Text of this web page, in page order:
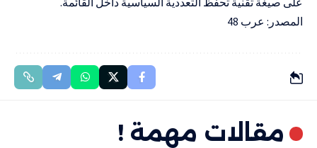
المصدر: عرب 48
مقالات مهمة !